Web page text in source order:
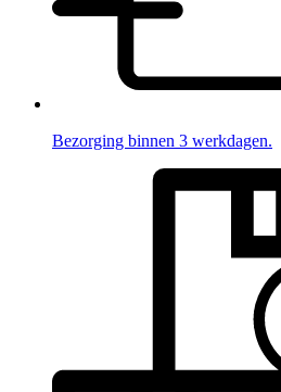
Bezorging binnen 3 werkdagen.